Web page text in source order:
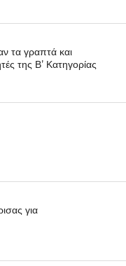
τα γραπτά και
της Β’ Κατηγορίας
για